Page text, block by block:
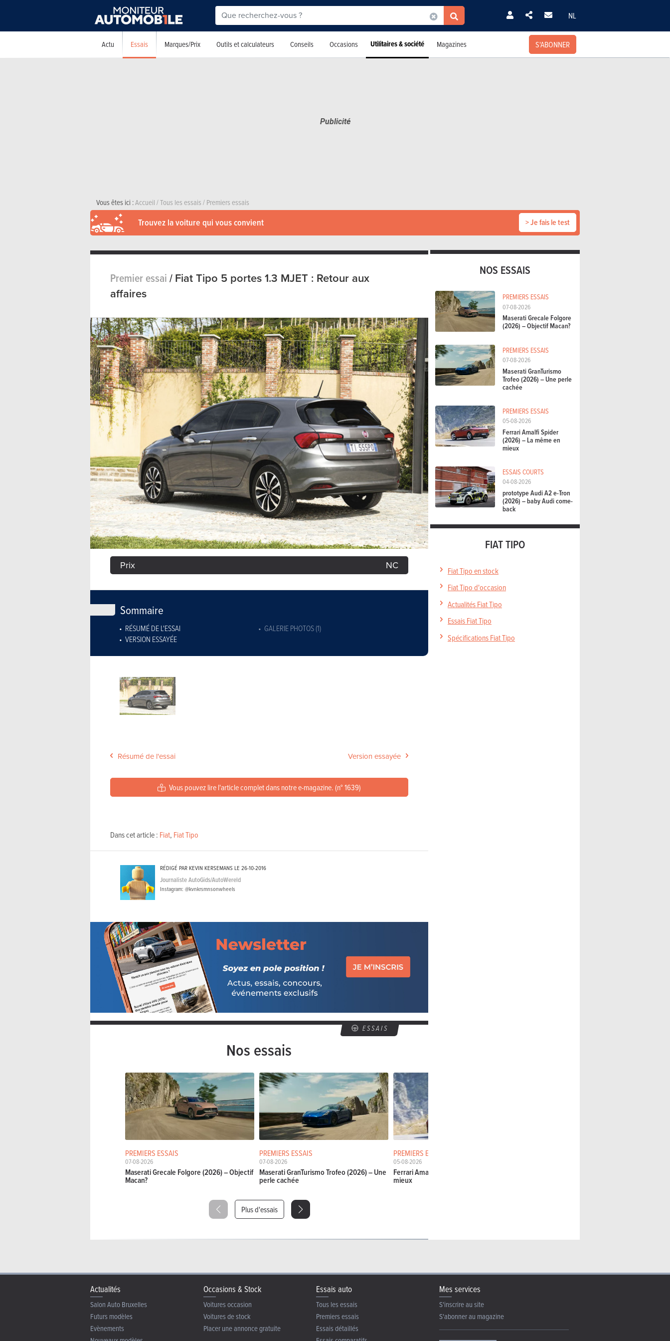
NL
Actu Essais Marques/Prix Outils et calculateurs Conseils Occasions Utilitaires & société Magazines S'ABONNER
Vous êtes ici :Accueil/Tous les essais/Premiers essais
Trouvez la voiture qui vous convient > Je fais le test
Premier essai/Fiat Tipo 5 portes 1.3 MJET : Retour aux
affaires
Prix NC
Sommaire
RÉSUMÉ DE L'ESSAI
GALERIE PHOTOS (1)
VERSION ESSAYÉE
Résumé de l'essai Version essayée
Vous pouvez lire l'article complet dans notre e-magazine. (n° 1639)
Dans cet article : Fiat, Fiat Tipo
RÉDIGÉ PAR KEVIN KERSEMANS LE 26-10-2016
Journaliste AutoGids/AutoWereld
Instagram: @kvnkrsmnsonwheels
ESSAIS
Nos essais
PREMIERS ESSAIS
07-08-2026
Maserati Grecale Folgore (2026) – Objectif
Macan?
PREMIERS ESSAIS
07-08-2026
Maserati GranTurismo Trofeo (2026) – Une
perle cachée
PREMIERS ESSAIS
05-08-2026
Ferrari Amalfi Spider (2026) – La même en
mieux
Plus d'essais
NOS ESSAIS
PREMIERS ESSAIS
07-08-2026
Maserati Grecale Folgore
(2026) – Objectif Macan?
PREMIERS ESSAIS
07-08-2026
Maserati GranTurismo
Trofeo (2026) – Une perle
cachée
PREMIERS ESSAIS
05-08-2026
Ferrari Amalfi Spider
(2026) – La même en
mieux
ESSAIS COURTS
04-08-2026
prototype Audi A2 e-Tron
(2026) – baby Audi come-
back
FIAT TIPO
Fiat Tipo en stock
Fiat Tipo d'occasion
Actualités Fiat Tipo
Essais Fiat Tipo
Spécifications Fiat Tipo
Actualités
Salon Auto Bruxelles
Futurs modèles
Evènements
Occasions & Stock
Voitures occasion
Voitures de stock
Placer une annonce gratuite
Essais auto
Tous les essais
Premiers essais
Essais détaillés
Mes services
S'inscrire au site
S'abonner au magazine